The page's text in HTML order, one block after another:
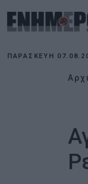
ΠΑΡΑΣΚΕΥΉ